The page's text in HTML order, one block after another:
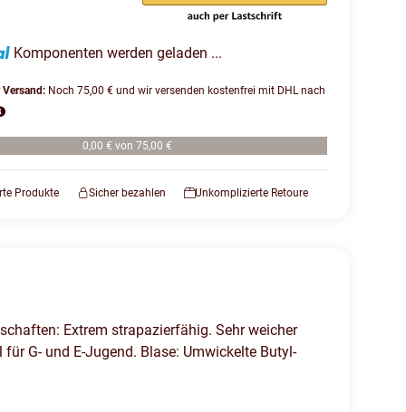
Komponenten werden geladen ...
Versand: Noch 75,00 € und wir versenden kostenfrei mit DHL nach
0,00 € von 75,00 €
Produkte Sicher bezahlen Unkomplizierte Retoure
Extrem strapazierfähig. Sehr weicher
G- und E-Jugend. Blase: Umwickelte Butyl-